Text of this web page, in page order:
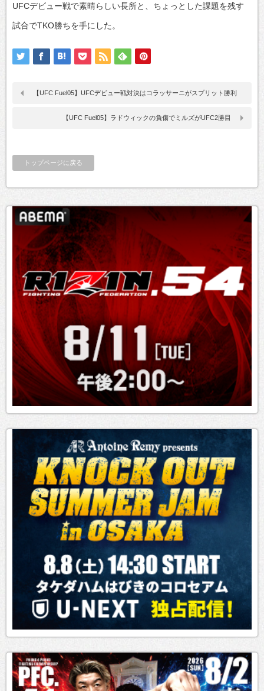
UFCデビュー戦で素晴らしい長所と、ちょっとした課題を残す
試合でTKO勝ちを手にした。
【UFC Fuel05】UFCデビュー戦対決はコラッサーニがスプリット勝利
【UFC Fuel05】ラドウィックの負傷でミルズがUFC2勝目
トップページに戻る